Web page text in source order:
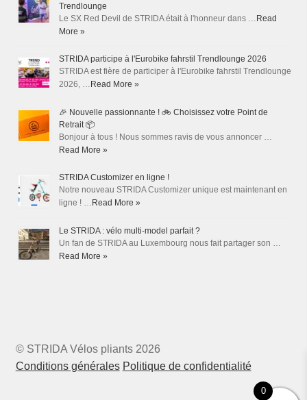
Trendlounge
Le SX Red Devil de STRIDA était à l'honneur dans … Read
More »
STRIDA participe à l'Eurobike fahrstil Trendlounge 2026
STRIDA est fière de participer à l'Eurobike fahrstil Trendlounge
2026, … Read More »
🎉 Nouvelle passionnante ! 🚲 Choisissez votre Point de
Retrait 📦
Bonjour à tous ! Nous sommes ravis de vous annoncer …
Read More »
STRIDA Customizer en ligne !
Notre nouveau STRIDA Customizer unique est maintenant en
ligne ! … Read More »
Le STRIDA : vélo multi-model parfait ?
Un fan de STRIDA au Luxembourg nous fait partager son …
Read More »
© STRIDA Vélos pliants 2026
Conditions générales Politique de confidentialité
0